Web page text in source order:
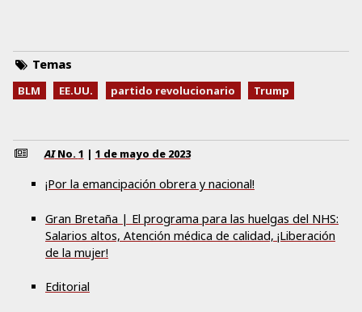
Temas
BLM EE.UU. partido revolucionario Trump
AINo.1 | 1 de mayo de 2023
¡Por la emancipación obrera y nacional!
Gran Bretaña | El programa para las huelgas del NHS:
Salarios altos, Atención médica de calidad, ¡Liberación
de la mujer!
Editorial